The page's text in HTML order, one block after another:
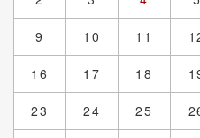
9 10 11
16 17 18
23 24 25